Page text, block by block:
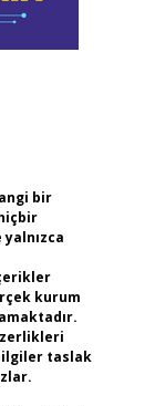
bir
kurum
taslak